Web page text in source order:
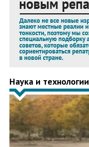
Наука и технологии